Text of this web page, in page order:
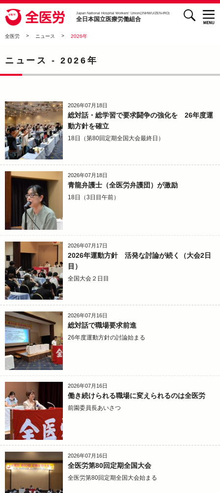
全医労 - 全日本国立医療労働組合 -
Japan National Hospital Workers’ Union(JNHWU/ZEN-IRO)
全日本国立医療労働組合
検索
全医労 > ニュース > 2026年
ニュース -2026年
2026年07月18日
総対話・総学習で要求闘争の強化を 26年度運
動方針を確立
18日（第80回定期全国大会最終日）
2026年07月18日
青龍弁護士（全医労弁護団）が激励
18日（3日目午前）
2026年07月17日
2026年運動方針 活発な討論が続く（大会2日
目）
全国大会２日目
2026年07月16日
総対話で職場要求前進
26年度運動方針の討論始まる
2026年07月16日
働き続けられる職場に変えられるのは全医労
前園委員長あいさつ
2026年07月16日
全医労第80回定期全国大会
全医労第80回定期全国大会始まる